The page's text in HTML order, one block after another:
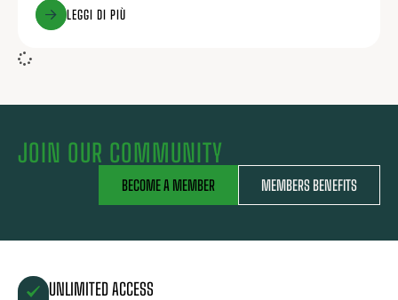
LEGGI DI PIÙ
JOIN OUR COMMUNITY
MEMBERS BENEFITS
BECOME A MEMBER
UNLIMITED ACCESS